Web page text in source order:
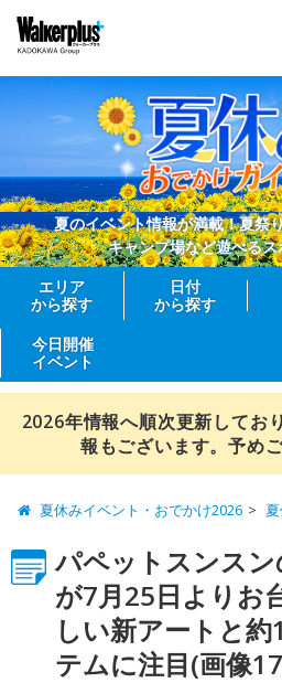
夏のイベント情報が満載！夏祭
キャンプ場など遊べる
エリア
から探す
日付
から探す
今日開催
イベント
2026年情報へ順次更新してお
報もございます。予め
夏休みイベント・おでかけ2026
パペットスンス
が7月25日よりお
しい新アートと
テムに注目(画像